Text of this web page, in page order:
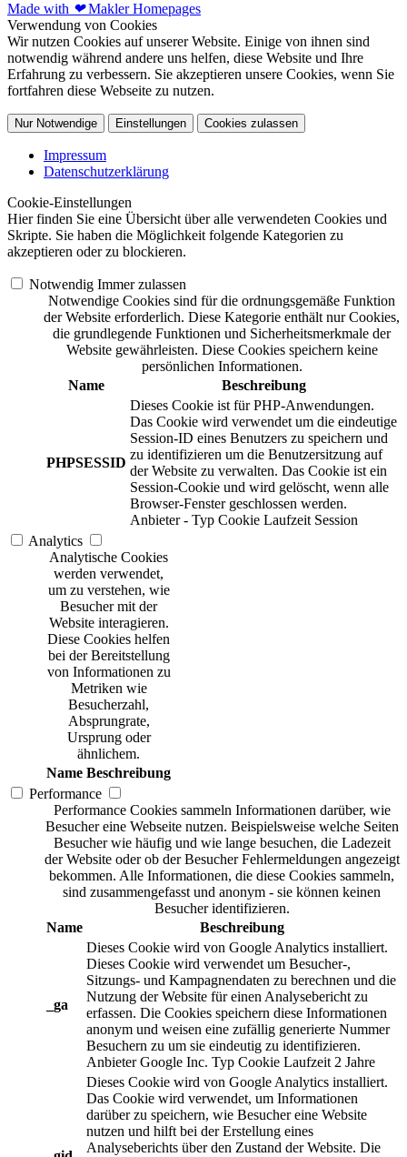
Made with ❤Makler Homepages
Verwendung von Cookies
Wir nutzen Cookies auf unserer Website. Einige von ihnen sind
notwendig während andere uns helfen, diese Website und Ihre
Erfahrung zu verbessern. Sie akzeptieren unsere Cookies, wenn Sie
fortfahren diese Webseite zu nutzen.
Nur Notwendige Einstellungen Cookies zulassen
Impressum
Datenschutzerklärung
Cookie-Einstellungen
Hier finden Sie eine Übersicht über alle verwendeten Cookies und
Skripte. Sie haben die Möglichkeit folgende Kategorien zu
akzeptieren oder zu blockieren.
Notwendig Immer zulassen
Notwendige Cookies sind für die ordnungsgemäße Funktion
der Website erforderlich. Diese Kategorie enthält nur Cookies,
die grundlegende Funktionen und Sicherheitsmerkmale der
Website gewährleisten. Diese Cookies speichern keine
persönlichen Informationen.
Name
Beschreibung
PHPSESSID
Dieses Cookie ist für PHP-Anwendungen.
Das Cookie wird verwendet um die eindeutige
Session-ID eines Benutzers zu speichern und
zu identifizieren um die Benutzersitzung auf
der Website zu verwalten. Das Cookie ist ein
Session-Cookie und wird gelöscht, wenn alle
Browser-Fenster geschlossen werden.
Anbieter - Typ Cookie Laufzeit Session
Analytics
Analytische Cookies
werden verwendet,
um zu verstehen, wie
Besucher mit der
Website interagieren.
Diese Cookies helfen
bei der Bereitstellung
von Informationen zu
Metriken wie
Besucherzahl,
Absprungrate,
Ursprung oder
ähnlichem.
Name Beschreibung
Performance
Performance Cookies sammeln Informationen darüber, wie
Besucher eine Webseite nutzen. Beispielsweise welche Seiten
Besucher wie häufig und wie lange besuchen, die Ladezeit
der Website oder ob der Besucher Fehlermeldungen angezeigt
bekommen. Alle Informationen, die diese Cookies sammeln,
sind zusammengefasst und anonym - sie können keinen
Besucher identifizieren.
Name
Beschreibung
_ga
Dieses Cookie wird von Google Analytics installiert.
Dieses Cookie wird verwendet um Besucher-,
Sitzungs- und Kampagnendaten zu berechnen und die
Nutzung der Website für einen Analysebericht zu
erfassen. Die Cookies speichern diese Informationen
anonym und weisen eine zufällig generierte Nummer
Besuchern zu um sie eindeutig zu identifizieren.
Anbieter Google Inc. Typ Cookie Laufzeit 2 Jahre
Dieses Cookie wird von Google Analytics installiert.
Das Cookie wird verwendet, um Informationen
darüber zu speichern, wie Besucher eine Website
nutzen und hilft bei der Erstellung eines
Analyseberichts über den Zustand der Website. Die